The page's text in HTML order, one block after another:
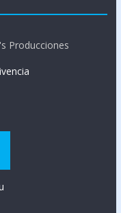
Producciones